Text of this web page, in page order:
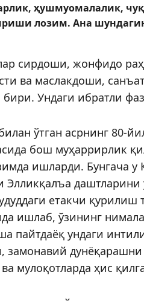
ҳушмуомалалик,
лозим. Ана
сирдоши, жонфидо
ва маслакдоши,
Ундаги ибратли
ўтган асрнинг 80-
бош муҳаррирлик
ишларди. Бунгача у
Элликқалъа
етакчи
ишлаб, ўзининг
пайтдаёқ ундаги
замонавий
мулоқотларда ҳис